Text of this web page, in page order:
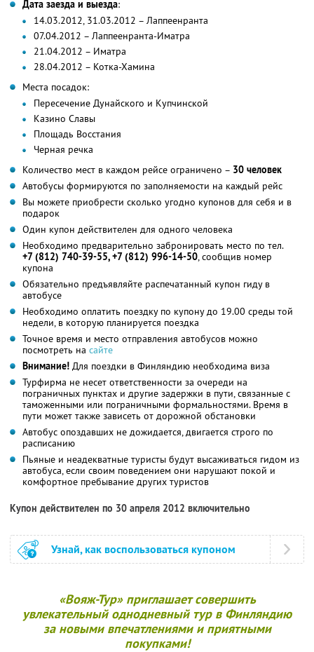
Дата заезда и выезда:
14.03.2012, 31.03.2012 – Лаппеенранта
07.04.2012 – Лаппеенранта-Иматра
21.04.2012 – Иматра
28.04.2012 – Котка-Хамина
Места посадок:
Пересечение Дунайского и Купчинской
Казино Славы
Площадь Восстания
Черная речка
Количество мест в каждом рейсе ограничено – 30 человек
Автобусы формируются по заполняемости на каждый рейс
Вы можете приобрести сколько угодно купонов для себя и в
подарок
Один купон действителен для одного человека
Необходимо предварительно забронировать место по тел.
+7 (812) 740-39-55, +7 (812) 996-14-50, сообщив номер
купона
Обязательно предъявляйте распечатанный купон гиду в
автобусе
Необходимо оплатить поездку по купону до 19.00 среды той
недели, в которую планируется поездка
Точное время и место отправления автобусов можно
посмотреть на сайте
Внимание! Для поездки в Финляндию необходима виза
Турфирма не несет ответственности за очереди на
пограничных пунктах и другие задержки в пути, связанные с
таможенными или пограничными формальностями. Время в
пути может также зависеть от дорожной обстановки
Автобус опоздавших не дожидается, двигается строго по
расписанию
Пьяные и неадекватные туристы будут высаживаться гидом из
автобуса, если своим поведением они нарушают покой и
комфортное пребывание других туристов
Купон действителен по 30 апреля 2012 включительно
Узнай, как воспользоваться купоном
«Вояж-Тур» приглашает совершить
увлекательный однодневный тур в Финляндию
за новыми впечатлениями и приятными
покупками!